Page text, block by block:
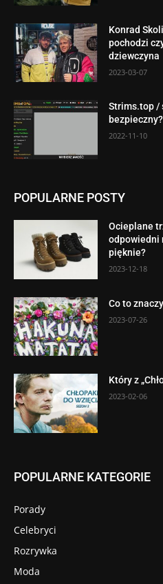
Konrad
pochodzi
dziewczyna
2023-03-07
Strims.top /
bezpieczny?
2022-11-10
POPULARNE POSTY
Ocieplane
odpowiedni
pięknie?
2023-12-18
Co to
2023-07-26
Który z
2023-02-06
POPULARNE KATEGORIE
Porady
Celebryci
Rozrywka
Moda